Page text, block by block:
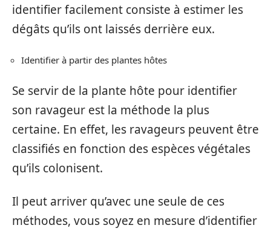
identifier facilement consiste à estimer les
dégâts qu’ils ont laissés derrière eux.
Identifier à partir des plantes hôtes
Se servir de la plante hôte pour identifier
son ravageur est la méthode la plus
certaine. En effet, les ravageurs peuvent être
classifiés en fonction des espèces végétales
qu’ils colonisent.
Il peut arriver qu’avec une seule de ces
méthodes, vous soyez en mesure d’identifier